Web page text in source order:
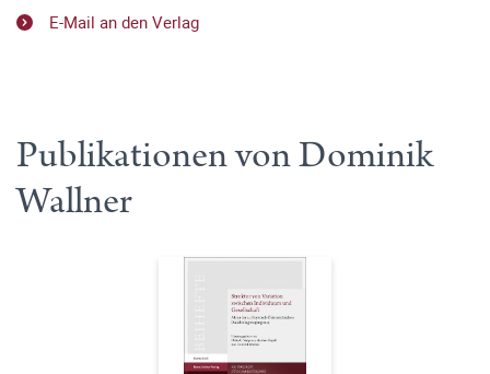
E-Mail an den Verlag
Publikationen von Dominik
Wallner